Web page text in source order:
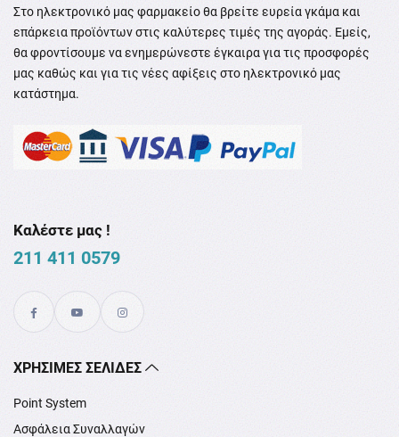
Στο ηλεκτρονικό μας φαρμακείο θα βρείτε ευρεία γκάμα και
επάρκεια προϊόντων στις καλύτερες τιμές της αγοράς. Εμείς,
θα φροντίσουμε να ενημερώνεστε έγκαιρα για τις προσφορές
μας καθώς και για τις νέες αφίξεις στο ηλεκτρονικό μας
κατάστημα.
Καλέστε μας !
211 411 0579
XΡΉΣΙΜΕΣ ΣΕΛΊΔΕΣ
Point System
Ασφάλεια Συναλλαγών